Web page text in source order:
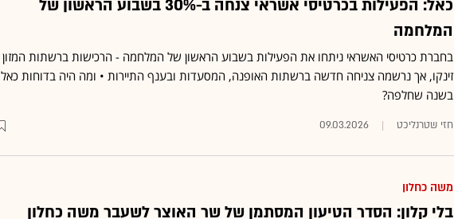
כאל: הפעילות בכרטיסי אשראי צנחה ב-30% בשבוע הראשון של
המלחמה
בחברת כרטיסי האשראי ניתחו את הפעילות בשבוע הראשון של המלחמה - הרכישות ברשתות המזון
זינקו, אך נרשמה צניחה חדשה ברשתות האופנה, המסעדות ובענף התיירות • ומה היה בדוחות כאל
בשנה שחלפה?
חזי שטרנליכט 09.03.2026
משה כחלון
בלי קלון: הסדר הטיעון המסתמן של שר האוצר לשעבר משה כחלון